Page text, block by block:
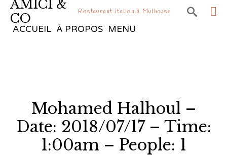
AMICI &
CO
Restaurant italien à Mulhouse 
ACCUEIL À PROPOS MENU
Mohamed Halhoul –
Date: 2018/07/17 – Time:
1:00am – People: 1